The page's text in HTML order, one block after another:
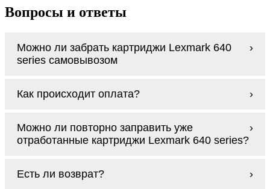
Вопросы и ответы
Можно ли забрать картриджи Lexmark 640
series самовывозом
доставим заказ и сделаем это бесплатно
доставляем Вам картриджи Lexmark 640
series
Как происходит оплата?
series наличными курьеру при получении
заказа.
Можно ли повторно заправить уже
отработанные картриджи Lexmark 640 series?
процесс проще, в случае с оригиналами
Есть ли возврат?